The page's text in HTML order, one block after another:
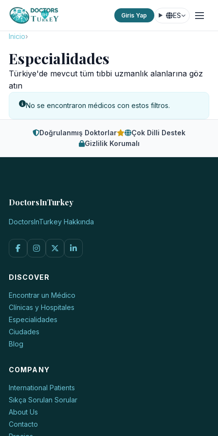
Giris Yap ES
Inicio
Especialidades
Türkiye'de mevcut tüm tıbbi uzmanlık alanlarına göz
atın
No se encontraron médicos con estos filtros.
Doğrulanmış Doktorlar
Çok Dilli Destek
Gizlilik Korumalı
DoctorsInTurkey
DoctorsInTurkey Hakkında
DISCOVER
Encontrar un Médico
Clínicas y Hospitales
Especialidades
Ciudades
Blog
COMPANY
International Patients
Sıkça Sorulan Sorular
About Us
Contacto